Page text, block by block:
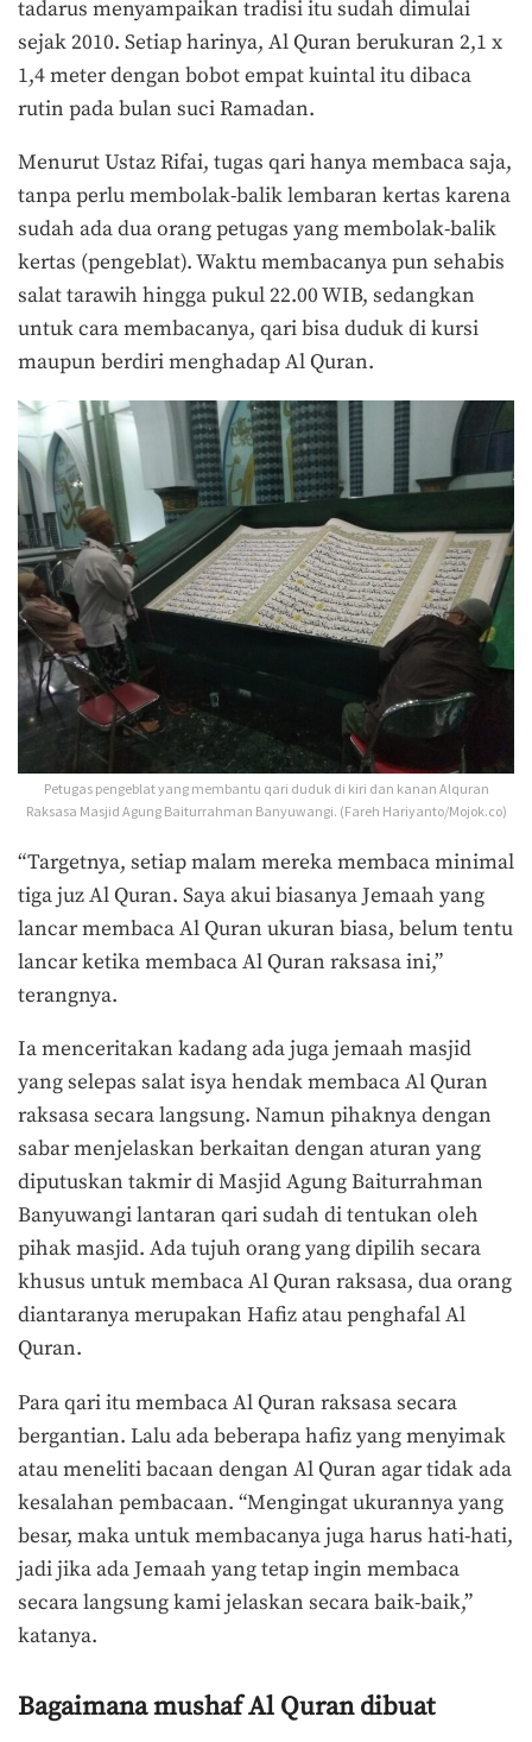
tadarus menyampaikan tradisi itu sudah dimulai
sejak 2010. Setiap harinya, Al Quran berukuran 2,1 x
1,4 meter dengan bobot empat kuintal itu dibaca
rutin pada bulan suci Ramadan.
Menurut Ustaz Rifai, tugas qari hanya membaca saja,
tanpa perlu membolak-balik lembaran kertas karena
sudah ada dua orang petugas yang membolak-balik
kertas (pengeblat). Waktu membacanya pun sehabis
salat tarawih hingga pukul 22.00 WIB, sedangkan
untuk cara membacanya, qari bisa duduk di kursi
maupun berdiri menghadap Al Quran.
Petugas pengeblat yang membantu qari duduk di kiri dan kanan Alquran
Raksasa Masjid Agung Baiturrahman Banyuwangi. (Fareh Hariyanto/Mojok.co)
“Targetnya, setiap malam mereka membaca minimal
tiga juz Al Quran. Saya akui biasanya Jemaah yang
lancar membaca Al Quran ukuran biasa, belum tentu
lancar ketika membaca Al Quran raksasa ini,”
terangnya.
Ia menceritakan kadang ada juga jemaah masjid
yang selepas salat isya hendak membaca Al Quran
raksasa secara langsung. Namun pihaknya dengan
sabar menjelaskan berkaitan dengan aturan yang
diputuskan takmir di Masjid Agung Baiturrahman
Banyuwangi lantaran qari sudah di tentukan oleh
pihak masjid. Ada tujuh orang yang dipilih secara
khusus untuk membaca Al Quran raksasa, dua orang
diantaranya merupakan Hafiz atau penghafal Al
Quran.
Para qari itu membaca Al Quran raksasa secara
bergantian. Lalu ada beberapa hafiz yang menyimak
atau meneliti bacaan dengan Al Quran agar tidak ada
kesalahan pembacaan. “Mengingat ukurannya yang
besar, maka untuk membacanya juga harus hati-hati,
jadi jika ada Jemaah yang tetap ingin membaca
secara langsung kami jelaskan secara baik-baik,”
katanya.
Bagaimana mushaf Al Quran dibuat